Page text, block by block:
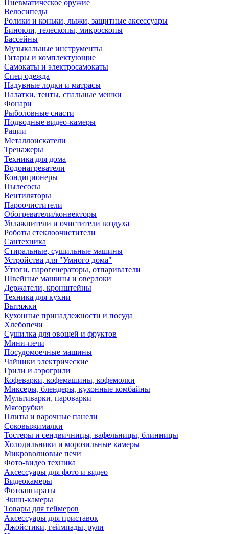
Пневматическое оружие
Велосипеды
Ролики и коньки, лыжи, защитные аксессуары
Бинокли, телескопы, микроскопы
Бассейны
Музыкальные инструменты
Гитары и комплектующие
Самокаты и электросамокаты
Спец одежда
Надувные лодки и матрасы
Палатки, тенты, спальные мешки
Фонари
Рыболовные снасти
Подводные видео-камеры
Рации
Металлоискатели
Тренажеры
Техника для дома
Водонагреватели
Кондиционеры
Пылесосы
Вентиляторы
Пароочистители
Обогреватели/конвекторы
Увлажнители и очистители воздуха
Роботы стеклоочистители
Сантехника
Стиральные, сушильные машины
Устройства для "Умного дома"
Утюги, парогенераторы, отпариватели
Швейные машины и оверлоки
Держатели, кронштейны
Техника для кухни
Вытяжки
Кухонные принадлежности и посуда
Хлебопечи
Сушилка для овощей и фруктов
Мини-печи
Посудомоечные машины
Чайники электрические
Грили и аэрогрили
Кофеварки, кофемашины, кофемолки
Миксеры, блендеры, кухонные комбайны
Мультиварки, пароварки
Мясорубки
Плиты и варочные панели
Соковыжималки
Тостеры и сендвичницы, вафельницы, блинницы
Холодильники и морозильные камеры
Микроволновые печи
Фото-видео техника
Аксессуары для фото и видео
Видеокамеры
Фотоаппараты
Экшн-камеры
Товары для геймеров
Аксессуары для приставок
Джойстики, геймпады, рули